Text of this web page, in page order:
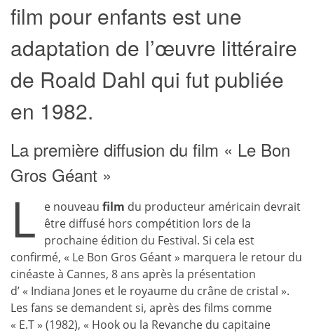
film pour enfants est une
adaptation de l’œuvre littéraire
de Roald Dahl qui fut publiée
en 1982.
La première diffusion du film « Le Bon
Gros Géant »
L e nouveau film du producteur américain devrait
être diffusé hors compétition lors de la
prochaine édition du Festival. Si cela est
confirmé, « Le Bon Gros Géant » marquera le retour du
cinéaste à Cannes, 8 ans après la présentation
d’ « Indiana Jones et le royaume du crâne de cristal ».
Les fans se demandent si, après des films comme
« E.T » (1982), « Hook ou la Revanche du capitaine